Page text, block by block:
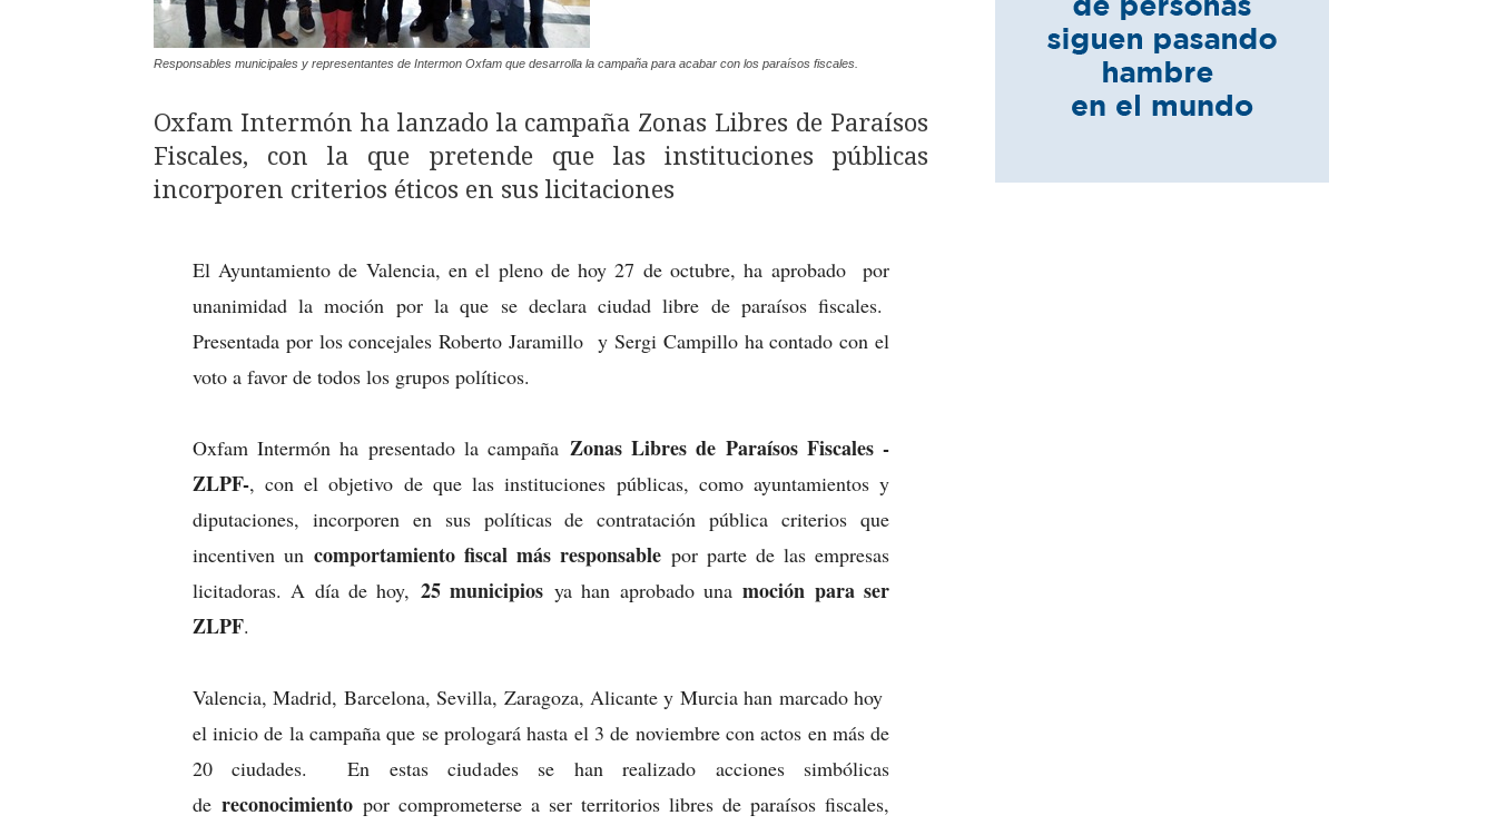
Responsables municipales y representantes de Intermon Oxfam que desarrolla la campaña para acabar con los paraísos fiscales.
Oxfam Intermón ha lanzado la campaña Zonas Libres de Paraísos
Fiscales, con la que pretende que las instituciones públicas
incorporen criterios éticos en sus licitaciones
El Ayuntamiento de Valencia, en el pleno de hoy 27 de octubre, ha aprobado por
unanimidad la moción por la que se declara ciudad libre de paraísos fiscales.
Presentada por los concejales Roberto Jaramillo y Sergi Campillo ha contado con el
voto a favor de todos los grupos políticos.
Oxfam Intermón ha presentado la campaña Zonas Libres de Paraísos Fiscales -
ZLPF-, con el objetivo de que las instituciones públicas, como ayuntamientos y
diputaciones, incorporen en sus políticas de contratación pública criterios que
incentiven un comportamiento fiscal más responsable por parte de las empresas
licitadoras. A día de hoy, 25 municipios ya han aprobado una moción para ser
ZLPF.
Valencia, Madrid, Barcelona, Sevilla, Zaragoza, Alicante y Murcia han marcado hoy
el inicio de la campaña que se prologará hasta el 3 de noviembre con actos en más de
20 ciudades. En estas ciudades se han realizado acciones simbólicas
de reconocimiento por comprometerse a ser territorios libres de paraísos fiscales,